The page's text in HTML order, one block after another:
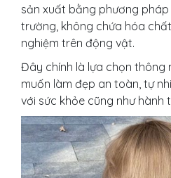
sản xuất bằng phương
trường, không chứa hóa
nghiệm trên động vật.
Đây chính là lựa chọn thông
muốn làm đẹp an toàn, tự
với sức khỏe cũng như hành